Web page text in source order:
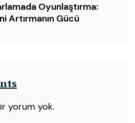
Oyunlaştırma:
Artırmanın Gücü
yorum yok.